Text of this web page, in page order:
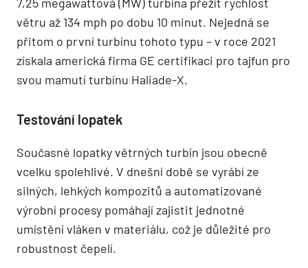
větru až 134 mph po dobu 10 minut. Nejedná se
přitom o první turbínu tohoto typu – v roce 2021
získala americká firma GE certifikaci pro tajfun pro
svou mamutí turbínu Haliade-X.
Testování lopatek
Současné lopatky větrných turbín jsou obecně
vcelku spolehlivé. V dnešní době se vyrábí ze
silných, lehkých kompozitů a automatizované
výrobní procesy pomáhají zajistit jednotné
umístění vláken v materiálu, což je důležité pro
robustnost čepelí.